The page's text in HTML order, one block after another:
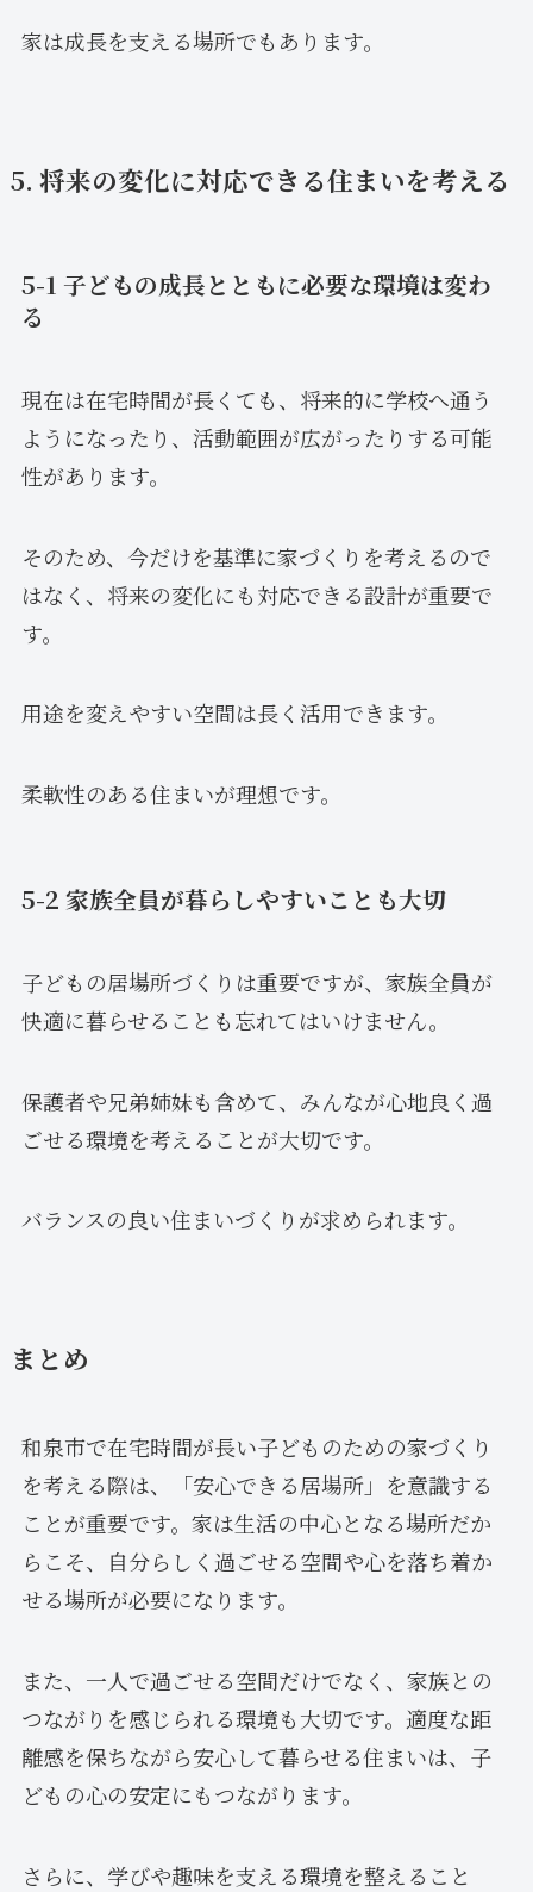
家は成長を支える場所でもあります。
5. 将来の変化に対応できる住まいを考える
5-1 子どもの成長とともに必要な環境は変わ
る
現在は在宅時間が長くても、将来的に学校へ通う
ようになったり、活動範囲が広がったりする可能
性があります。
そのため、今だけを基準に家づくりを考えるので
はなく、将来の変化にも対応できる設計が重要で
す。
用途を変えやすい空間は長く活用できます。
柔軟性のある住まいが理想です。
5-2 家族全員が暮らしやすいことも大切
子どもの居場所づくりは重要ですが、家族全員が
快適に暮らせることも忘れてはいけません。
保護者や兄弟姉妹も含めて、みんなが心地良く過
ごせる環境を考えることが大切です。
バランスの良い住まいづくりが求められます。
まとめ
和泉市で在宅時間が長い子どものための家づくり
を考える際は、「安心できる居場所」を意識する
ことが重要です。家は生活の中心となる場所だか
らこそ、自分らしく過ごせる空間や心を落ち着か
せる場所が必要になります。
また、一人で過ごせる空間だけでなく、家族との
つながりを感じられる環境も大切です。適度な距
離感を保ちながら安心して暮らせる住まいは、子
どもの心の安定にもつながります。
さらに、学びや趣味を支える環境を整えること